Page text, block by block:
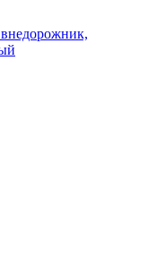
внедорожник,